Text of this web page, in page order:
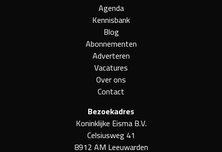
Agenda
Kennisbank
Blog
Abonnementen
Adverteren
Vacatures
Over ons
Contact
Bezoekadres
Koninklijke Eisma B.V.
Celsiusweg 41
8912 AM Leeuwarden